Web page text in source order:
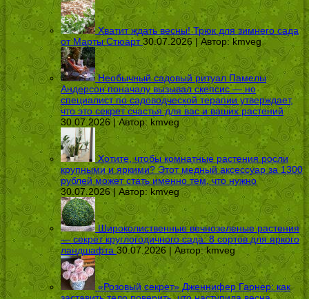
Хватит ждать весны! Трюк для зимнего сада
от Марты Стюарт 30.07.2026 | Автор: kmveg
Необычный садовый ритуал Памелы
Андерсон поначалу вызывал скепсис — но
специалист по садоводческой терапии утверждает,
что это секрет счастья для вас и ваших растений
30.07.2026 | Автор: kmveg
Хотите, чтобы комнатные растения росли
крупными и яркими? Этот медный аксессуар за 1300
рублей может стать именно тем, что нужно
30.07.2026 | Автор: kmveg
Широколиственные вечнозеленые растения
— секрет круглогодичного сада: 8 сортов для яркого
ландшафта 30.07.2026 | Автор:kmveg
«Розовый секрет» Дженнифер Гарнер: как